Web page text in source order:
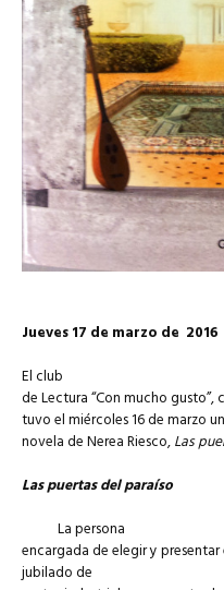
Jueves 17 de marzo de 2016
El club
de Lectura “Con mucho
tuvo el miércoles 16 de marzo
novela de Nerea Riesco,Las
Las puertas del paraíso
La persona
encargada de elegir y
jubilado de